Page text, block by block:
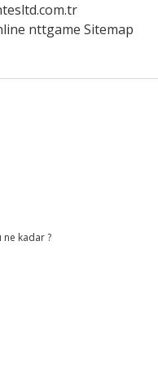
nttgame Sitemap
ne kadar ?